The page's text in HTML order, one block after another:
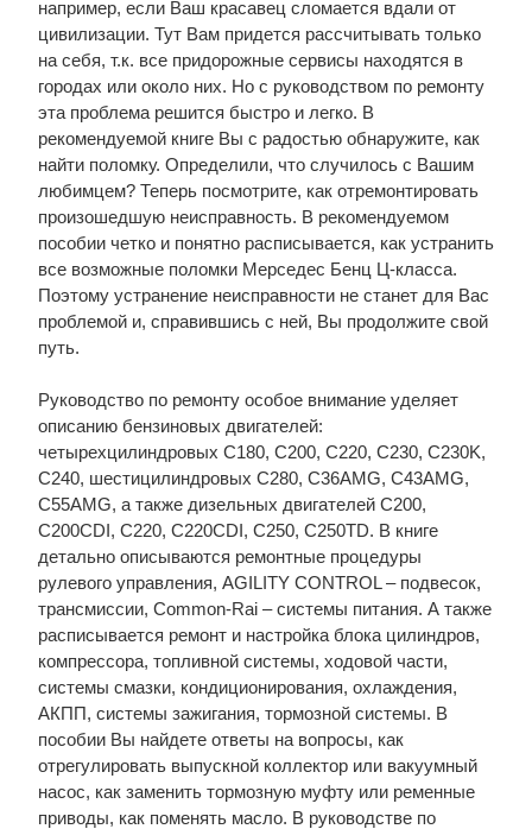
например, если Ваш красавец сломается вдали от
цивилизации. Тут Вам придется рассчитывать только
на себя, т.к. все придорожные сервисы находятся в
городах или около них. Но с руководством по ремонту
эта проблема решится быстро и легко. В
рекомендуемой книге Вы с радостью обнаружите, как
найти поломку. Определили, что случилось с Вашим
любимцем? Теперь посмотрите, как отремонтировать
произошедшую неисправность. В рекомендуемом
пособии четко и понятно расписывается, как устранить
все возможные поломки Мерседес Бенц Ц-класса.
Поэтому устранение неисправности не станет для Вас
проблемой и, справившись с ней, Вы продолжите свой
путь.
Руководство по ремонту особое внимание уделяет
описанию бензиновых двигателей:
четырехцилиндровых С180, С200, С220, С230, C230K,
С240, шестицилиндровых C280, C36AMG, C43AMG,
C55AMG, а также дизельных двигателей C200,
C200CDI, C220, C220CDI, C250, C250TD. В книге
детально описываются ремонтные процедуры
рулевого управления, AGILITY CONTROL – подвесок,
трансмиссии, Common-Rai – системы питания. А также
расписывается ремонт и настройка блока цилиндров,
компрессора, топливной системы, ходовой части,
системы смазки, кондиционирования, охлаждения,
АКПП, системы зажигания, тормозной системы. В
пособии Вы найдете ответы на вопросы, как
отрегулировать выпускной коллектор или вакуумный
насос, как заменить тормозную муфту или ременные
приводы, как поменять масло. В руководстве по